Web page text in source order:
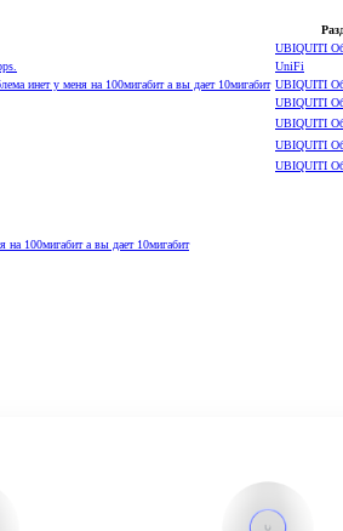
UBIQUITI
UniFi
инет у меня на 100мигабит а вы дает 10мигабит UBIQUITI
UBIQUITI
UBIQUITI
UBIQUITI
UBIQUITI
100мигабит а вы дает 10мигабит